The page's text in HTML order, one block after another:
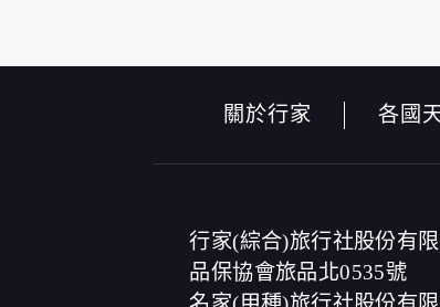
在您於本網站註冊帳號、使用本網
當客戶在本網站註冊時，我們會取得
們的服務後，我們即取得您的資料
成功，並登入使用我們的服務後，
其他除了上述，會保留您在上網瀏
紀錄等。本網站會對個別連線者的
法將此項記錄和您對應。請您注意
本網站將在事前或註冊登錄取得您
電子郵件上提供您能隨時停止接收這
關於行家 各國
行家(綜合)旅行社股份有
品保協會旅品北0535號